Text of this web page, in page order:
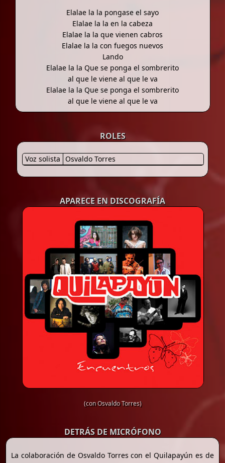
Elalae la la pongase el sayo
Elalae la la en la cabeza
Elalae la la que vienen cabros
Elalae la la con fuegos nuevos
Lando
Elalae la la Que se ponga el sombrerito
al que le viene al que le va
Elalae la la Que se ponga el sombrerito
al que le viene al que le va
ROLES
Voz solista Osvaldo Torres
APARECE EN DISCOGRAFÍA
(con Osvaldo Torres)
DETRÁS DE MICRÓFONO
La colaboración de Osvaldo Torres con el Quilapayún es de